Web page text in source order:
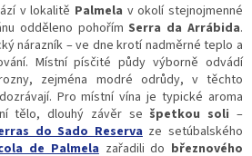
v lokalitě Palmela v okolí stejnojmenné
odděleno pohořímSerra da Arrábida.
nárazník – ve dne krotí nadměrné teplo a
Místní písčité půdy výborně odvádí
zejména modré odrůdy, v těchto
Pro místní vína je typické aroma
tělo, dlouhý závěr se špetkou soli –
do Sado Reserva ze setúbalského
de Palmela zařadili do březnového